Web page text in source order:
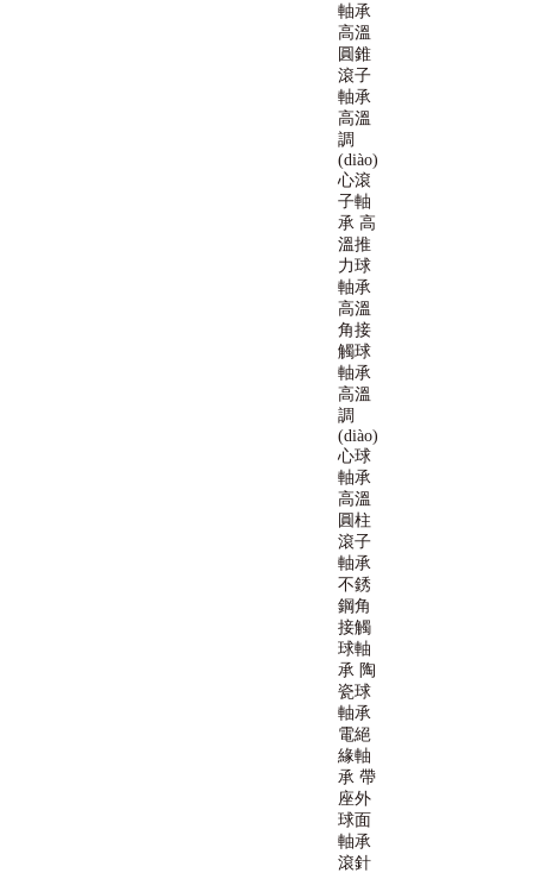
軸承
高溫
圓錐
滾子
軸承
高溫
調
(diào)
心滾
子軸
承 高
溫推
力球
軸承
高溫
角接
觸球
軸承
高溫
調
(diào)
心球
軸承
高溫
圓柱
滾子
軸承
不銹
鋼角
接觸
球軸
承 陶
瓷球
軸承
電絕
緣軸
承 帶
座外
球面
軸承
滾針